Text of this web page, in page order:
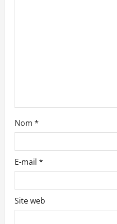
c
l
e
Nom *
E-mail *
Site web